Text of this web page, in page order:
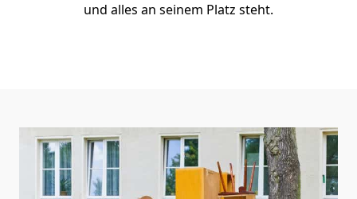
und alles an seinem Platz steht.